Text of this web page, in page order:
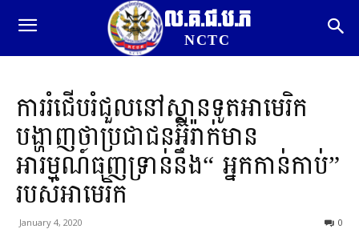
ល.គ.ជ.ប.ភ
NCTC
ការរំជើបរំជួលនៅស្ថានទូតអាមេរិក
បង្ហាញថាប្រជាជនអ៊ីរ៉ាក់មាន
អារម្មណ៍ធុញទ្រាន់នឹង“ អ្នកកាន់កាប់”
របស់អាមេរិក
January 4, 2020 0